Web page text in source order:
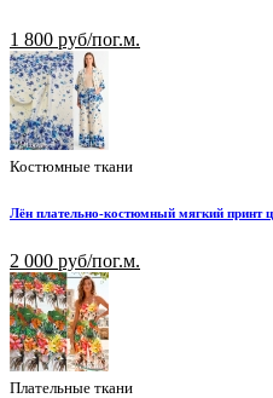
1 800 руб/пог.м.
Костюмные ткани
Лён плательно-костюмный мягкий принт
2 000 руб/пог.м.
Плательные ткани